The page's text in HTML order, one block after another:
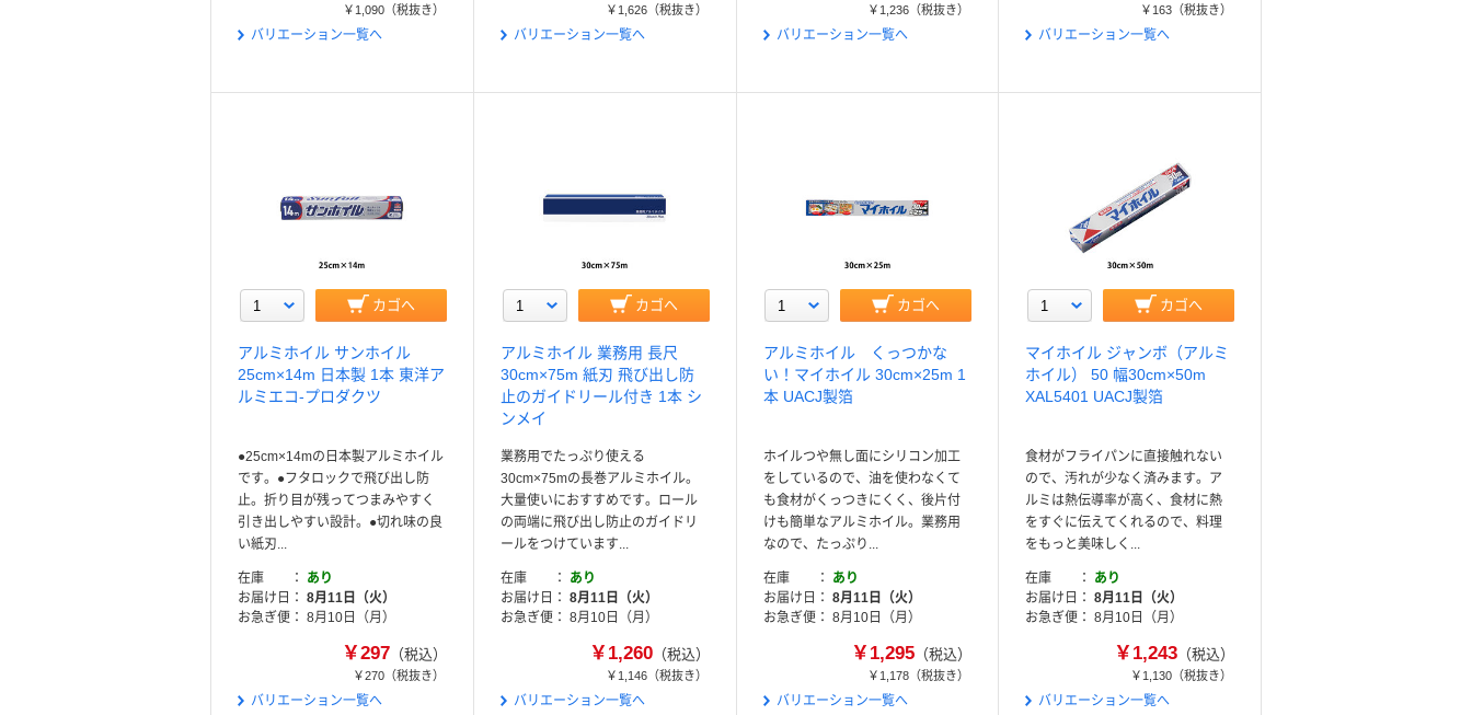
￥1,090（税抜き）
バリエーション一覧へ
￥1,626（税抜き）
バリエーション一覧へ
￥1,236 （税抜き）
バリエーション一覧へ
￥163 （税抜き）
バリエーション一覧へ
カゴへ
アルミホイル サンホイル
25cm×14m 日本製 1本 東洋ア
ルミエコ-プロダクツ
●25cm×14mの日本製アルミホイル
です。●フタロックで飛び出し防
止。折り目が残ってつまみやすく
引き出しやすい設計。●切れ味の良
い紙刃...
在庫
あり
お届け日
8月11日（火）
お急ぎ便
8月10日（月）
￥297（税込）
￥270（税抜き）
バリエーション一覧へ
カゴへ
アルミホイル 業務用 長尺
30cm×75m 紙刃 飛び出し防
止のガイドリール付き 1本 シ
ンメイ
業務用でたっぷり使える
30cm×75mの長巻アルミホイル。
大量使いにおすすめです。ロール
の両端に飛び出し防止のガイドリ
ールをつけています...
在庫
あり
お届け日
8月11日（火）
お急ぎ便
8月10日（月）
￥1,260（税込）
￥1,146（税抜き）
バリエーション一覧へ
カゴへ
アルミホイル くっつかな
い！マイホイル 30cm×25m 1
本 UACJ製箔
ホイルつや無し面にシリコン加工
をしているので、油を使わなくて
も食材がくっつきにくく、後片付
けも簡単なアルミホイル。業務用
なので、たっぷり...
在庫
あり
お届け日
8月11日（火）
お急ぎ便
8月10日（月）
￥1,295 （税込）
￥1,178 （税抜き）
バリエーション一覧へ
カゴへ
マイホイル ジャンボ（アルミ
ホイル） 50 幅30cm×50m
XAL5401 UACJ製箔
食材がフライパンに直接触れない
ので、汚れが少なく済みます。ア
ルミは熱伝導率が高く、食材に熱
をすぐに伝えてくれるので、料理
をもっと美味しく...
在庫
あり
お届け日
8月11日（火）
お急ぎ便
8月10日（月）
￥1,243 （税込）
￥1,130 （税抜き）
バリエーション一覧へ